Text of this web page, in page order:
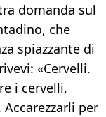
domanda sul
che
spiazzante di
«Cervelli.
i cervelli,
per